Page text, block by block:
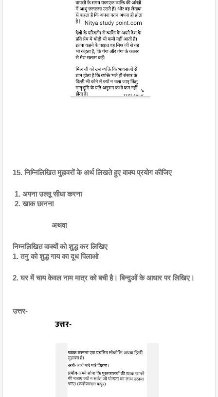
15. निम्निलिखित मुहावरों के अर्थ लिखते हुए वाक्य प्रयोग कीजिए
1. अपना उल्लू सीधा करना
2. खाक छानना
अथवा
निम्नलिखित वाक्यों को शुद्ध कर लिखिए
1. तनु को शुद्ध गाय का दूध पिलाओ
2. घर में चाय केवल नाम मात्र को बची है। बिन्दुओं के आधार पर लिखिए।
उत्तर-